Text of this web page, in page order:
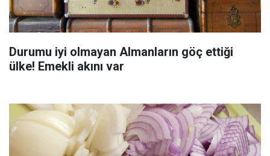
Durumu iyi olmayan Almanların göç ettiği
ülke! Emekli akını var